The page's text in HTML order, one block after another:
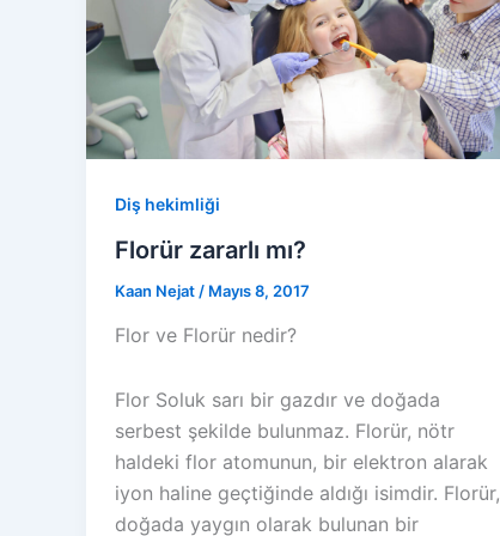
Diş hekimliği
Florür zararlı mı?
Kaan Nejat / Mayıs 8, 2017
Flor ve Florür nedir?
Flor Soluk sarı bir gazdır ve doğada
serbest şekilde bulunmaz. Florür, nötr
haldeki flor atomunun, bir elektron alarak
iyon haline geçtiğinde aldığı isimdir. Florür,
doğada yaygın olarak bulunan bir